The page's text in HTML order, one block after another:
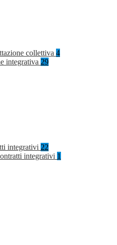
collettiva 4
integrativa 29
integrativi 22
integrativi 1